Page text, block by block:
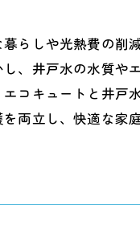
らしや光熱費の削
、井戸水の水質や
コキュートと井戸
両立し、快適な家